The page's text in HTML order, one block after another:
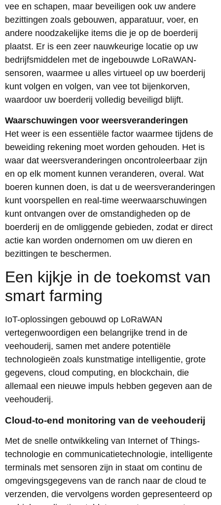
vee en schapen, maar beveiligen ook uw andere
bezittingen zoals gebouwen, apparatuur, voer, en
andere noodzakelijke items die je op de boerderij
plaatst. Er is een zeer nauwkeurige locatie op uw
bedrijfsmiddelen met de ingebouwde LoRaWAN-
sensoren, waarmee u alles virtueel op uw boerderij
kunt volgen en volgen, van vee tot bijenkorven,
waardoor uw boerderij volledig beveiligd blijft.
Waarschuwingen voor weersveranderingen
Het weer is een essentiële factor waarmee tijdens de
beweiding rekening moet worden gehouden. Het is
waar dat weersveranderingen oncontroleerbaar zijn
en op elk moment kunnen veranderen, overal. Wat
boeren kunnen doen, is dat u de weersveranderingen
kunt voorspellen en real-time weerwaarschuwingen
kunt ontvangen over de omstandigheden op de
boerderij en de omliggende gebieden, zodat er direct
actie kan worden ondernomen om uw dieren en
bezittingen te beschermen.
Een kijkje in de toekomst van
smart farming
IoT-oplossingen gebouwd op LoRaWAN
vertegenwoordigen een belangrijke trend in de
veehouderij, samen met andere potentiële
technologieën zoals kunstmatige intelligentie, grote
gegevens, cloud computing, en blockchain, die
allemaal een nieuwe impuls hebben gegeven aan de
veehouderij.
Cloud-to-end monitoring van de veehouderij
Met de snelle ontwikkeling van Internet of Things-
technologie en communicatietechnologie, intelligente
terminals met sensoren zijn in staat om continu de
omgevingsgegevens van de ranch naar de cloud te
verzenden, die vervolgens worden gepresenteerd op